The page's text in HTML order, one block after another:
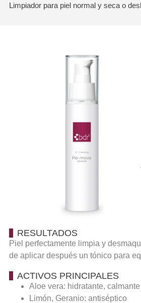
Limpiador para piel normal y seca o
RESULTADOS
Piel perfectamente limpia y
de aplicar después un tónico para
ACTIVOS PRINCIPALES
Aloe vera: hidratante,
Limón, Geranio: antiséptico